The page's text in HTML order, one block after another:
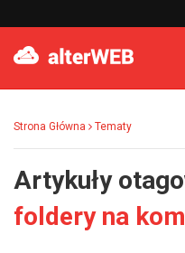
Strona Główna Tematy
Artykuły
foldery na